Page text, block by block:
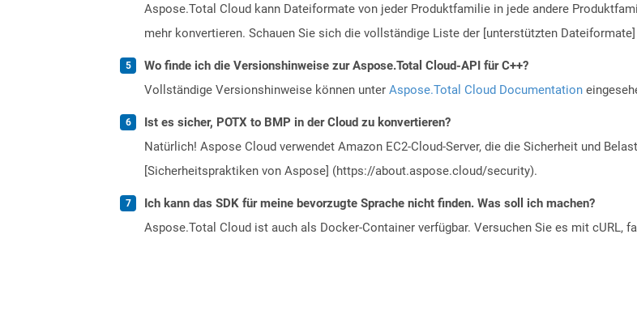
Aspose.Total Cloud kann Dateiformate von jeder Produktfamilie in jede andere
mehr konvertieren. Schauen Sie sich die vollständige Liste der [unterstützten
Wo finde ich die Versionshinweise zur Aspose.Total Cloud-API für C++?
Vollständige Versionshinweise können unter Aspose.Total Cloud Documentation
Ist es sicher, POTX to BMP in der Cloud zu konvertieren?
Natürlich! Aspose Cloud verwendet Amazon EC2-Cloud-Server, die die Sicherheit und
[Sicherheitspraktiken von Aspose] (https://about.aspose.cloud/security).
Ich kann das SDK für meine bevorzugte Sprache nicht finden. Was soll ich machen?
Aspose.Total Cloud ist auch als Docker-Container verfügbar. Versuchen Sie es mit cURL,